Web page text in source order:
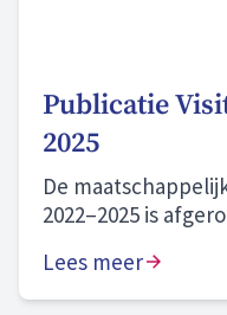
Publicatie
2025
De
2022–2025 is
“naar behoren” en
aanwezigheid in
Lees meer